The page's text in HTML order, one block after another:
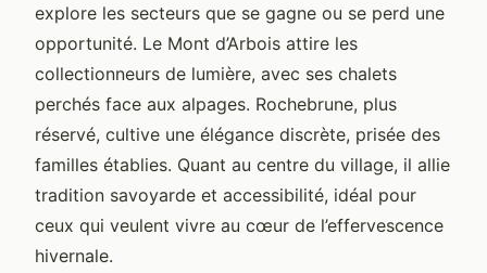
explore les secteurs que se gagne ou se perd une
opportunité. Le Mont d’Arbois attire les
collectionneurs de lumière, avec ses chalets
perchés face aux alpages. Rochebrune, plus
réservé, cultive une élégance discrète, prisée des
familles établies. Quant au centre du village, il allie
tradition savoyarde et accessibilité, idéal pour
ceux qui veulent vivre au cœur de l’effervescence
hivernale.